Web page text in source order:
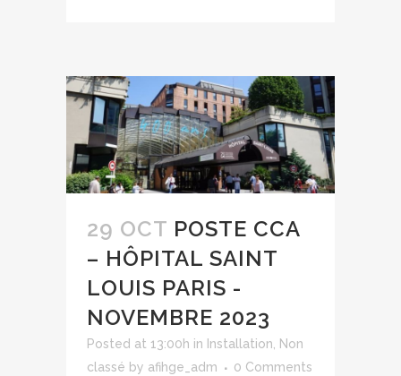
29 OCT POSTE CCA
– HÔPITAL SAINT
LOUIS PARIS -
NOVEMBRE 2023
Posted at 13:00h in Installation, Non
classé by afihge_adm
0 Comments